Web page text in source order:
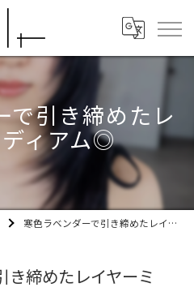
で引き締めたレ
ディアム◎
寒色ラベンダーで引き締めたレイヤーミディアム◎
き締めたレイヤーミ